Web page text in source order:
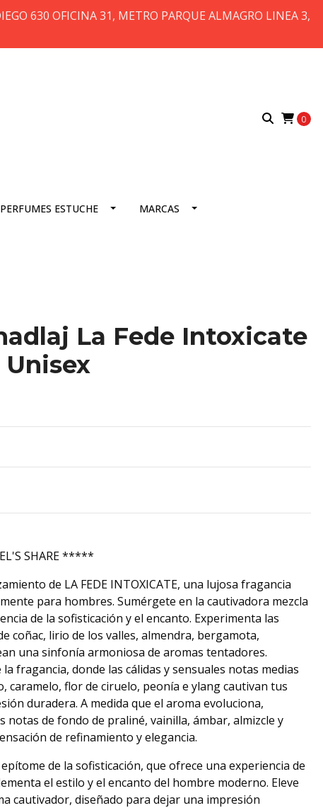
630 OFICINA 31, METRO PARQUE ALMAGRO LINEA 3,
0
PERFUMES ESTUCHE MARCAS
La Fede Intoxicate
Unisex
SHARE *****
de LA FEDE INTOXICATE, una lujosa fragancia
para hombres. Sumérgete en la cautivadora mezcla
de la sofisticación y el encanto. Experimenta las
coñac, lirio de los valles, almendra, bergamota,
una sinfonía armoniosa de aromas tentadores.
fragancia, donde las cálidas y sensuales notas medias
caramelo, flor de ciruelo, peonía e ylang cautivan tus
duradera. A medida que el aroma evoluciona,
notas de fondo de praliné, vainilla, ámbar, almizcle y
de refinamiento y elegancia.
epítome de la sofisticación, que ofrece una experiencia de
el estilo y el encanto del hombre moderno. Eleve
cautivador, diseñado para dejar una impresión